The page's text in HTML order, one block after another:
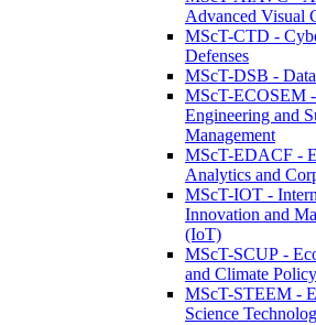
Advanced Visual
MScT-CTD -
Defenses
MScT-DSB -
MScT-ECOSEM
Engineering and
Management
MScT-EDACF -
Analytics and
MScT-IOT -
Innovation and
(IoT)
MScT-SCUP -
and Climate Policy
MScT-STEEM -
Science